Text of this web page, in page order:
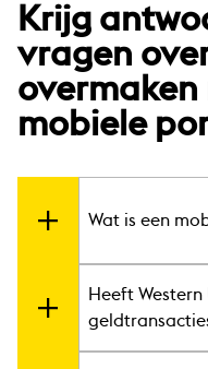
Krijg
vragen
overmaken
mobiele
Wat is een
Een mobiele
rekening die
en op
Heeft